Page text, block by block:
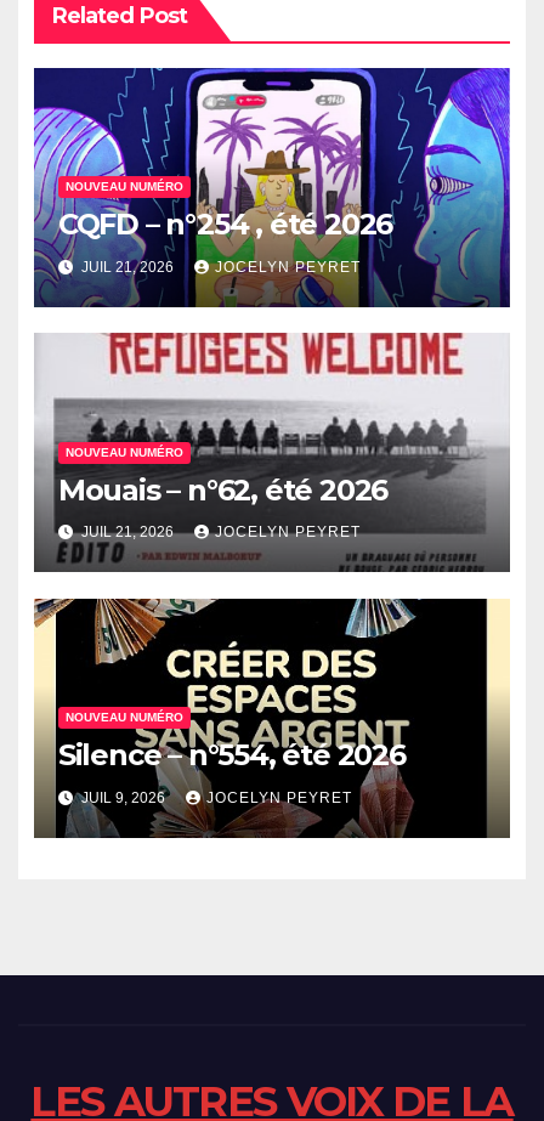
Related Post
NOUVEAU NUMÉRO
CQFD – n°254 , été 2026
JUIL 21, 2026 JOCELYN PEYRET
NOUVEAU NUMÉRO
Mouais – n°62, été 2026
JUIL 21, 2026 JOCELYN PEYRET
NOUVEAU NUMÉRO
Silence – n°554, été 2026
JUIL 9, 2026 JOCELYN PEYRET
LES AUTRES VOIX DE LA